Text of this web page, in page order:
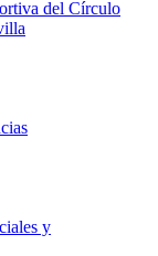
del Círculo
y